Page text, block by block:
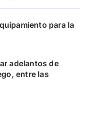
para la
adelantos de
entre las